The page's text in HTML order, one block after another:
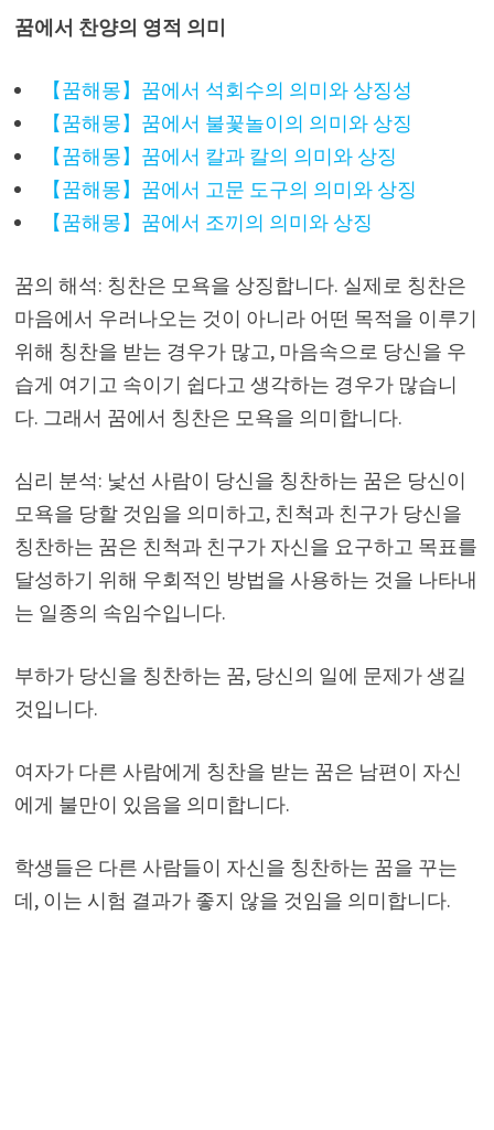
꿈에서 찬양의 영적 의미
【꿈해몽】꿈에서 석회수의 의미와 상징성
【꿈해몽】꿈에서 불꽃놀이의 의미와 상징
【꿈해몽】꿈에서 칼과 칼의 의미와 상징
【꿈해몽】꿈에서 고문 도구의 의미와 상징
【꿈해몽】꿈에서 조끼의 의미와 상징
꿈의 해석: 칭찬은 모욕을 상징합니다. 실제로 칭찬은
마음에서 우러나오는 것이 아니라 어떤 목적을 이루기
위해 칭찬을 받는 경우가 많고, 마음속으로 당신을 우
습게 여기고 속이기 쉽다고 생각하는 경우가 많습니
다. 그래서 꿈에서 칭찬은 모욕을 의미합니다.
심리 분석: 낯선 사람이 당신을 칭찬하는 꿈은 당신이
모욕을 당할 것임을 의미하고, 친척과 친구가 당신을
칭찬하는 꿈은 친척과 친구가 자신을 요구하고 목표를
달성하기 위해 우회적인 방법을 사용하는 것을 나타내
는 일종의 속임수입니다.
부하가 당신을 칭찬하는 꿈, 당신의 일에 문제가 생길
것입니다.
여자가 다른 사람에게 칭찬을 받는 꿈은 남편이 자신
에게 불만이 있음을 의미합니다.
학생들은 다른 사람들이 자신을 칭찬하는 꿈을 꾸는
데, 이는 시험 결과가 좋지 않을 것임을 의미합니다.